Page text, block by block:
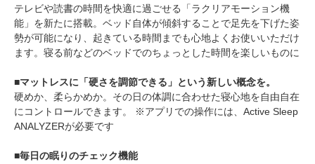
テレビや読書の時間を快適に過ごせる「ラクリアモーション機
能」を新たに搭載。ベッド自体が傾斜することで足先を下げた姿
勢が可能になり、起きている時間までも心地よくお使いいただけ
ます。寝る前などのベッドでのちょっとした時間を楽しいものに
■マットレスに「硬さを調節できる」という新しい概念を。
硬めか、柔らかめか。その日の体調に合わせた寝心地を自由自在
にコントロールできます。 ※アプリでの操作には、Active Sleep
ANALYZERが必要です
■毎日の眠りのチェック機能